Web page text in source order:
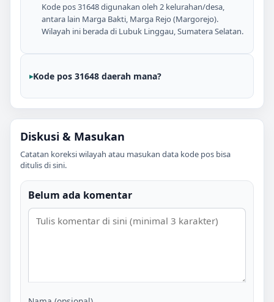
Kode pos 31648 digunakan oleh 2 kelurahan/desa,
antara lain Marga Bakti, Marga Rejo (Margorejo).
Wilayah ini berada di Lubuk Linggau, Sumatera Selatan.
Kode pos 31648 daerah mana?
Diskusi & Masukan
Catatan koreksi wilayah atau masukan data kode pos bisa
ditulis di sini.
Belum ada komentar